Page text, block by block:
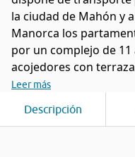
la ciudad de Mahón y
Manorca los
por un complejo de
acojedores con
Leer más
Descripción